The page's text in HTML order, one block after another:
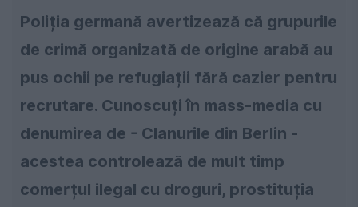
Poliția germană avertizează că grupurile
de crimă organizată de origine arabă au
pus ochii pe refugiații fără cazier pentru
recrutare. Cunoscuți în mass-media cu
denumirea de - Clanurile din Berlin -
acestea controlează de mult timp
comerțul ilegal cu droguri, prostituția